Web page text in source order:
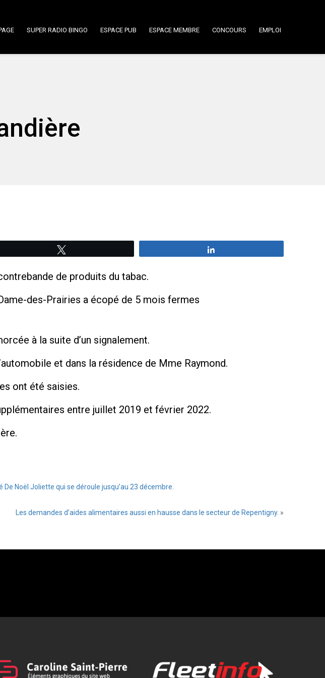
SUPER RADIO BINGO ESPACE PUB ESPACE MEMBRE CONCOURS EMPLOI
de produits du tabac.
des-Prairies a écopé de 5 mois fermes
à la suite d’un signalement.
et dans la résidence de Mme Raymond.
ont été saisies.
entre juillet 2019 et février 2022.
Noël Joliette qui se déroule jusqu’au 23 décembre.
Les demandes d’aides alimentaires aussi en hausse dans le secteur de Repentigny. »